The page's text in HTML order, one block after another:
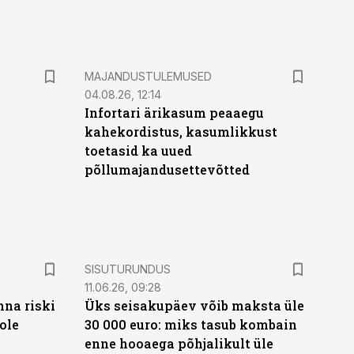
MAJANDUSTULEMUSED
04.08.26, 12:14
Infortari ärikasum peaaegu
kahekordistus, kasumlikkust
toetasid ka uued
põllumajandusettevõtted
riski
ST
SISUTURUNDUS
11.06.26, 09:28
Üks seisakupäev võib maksta üle
30 000 euro: miks tasub kombain
enne hooaega põhjalikult üle